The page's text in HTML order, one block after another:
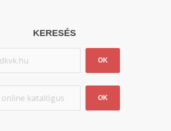
KERESÉS
OK
OK